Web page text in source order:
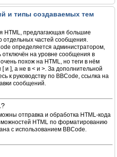
и типы создаваемых тем
HTML, предлагающая большие
частей сообщения.
определяется администратором,
на уровне сообщения в
похож на HTML, но теги в нём
и ], а не в < и >. За дополнительной
к руководству по BBCode, ссылка на
сообщений.
отправка и обработка HTML-кода
HTML по форматированию
с использованием BBCode.